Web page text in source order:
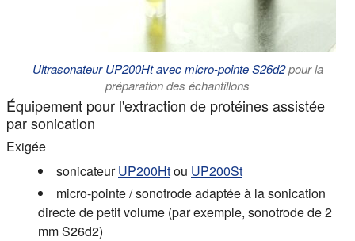
Ultrasonateur UP200Ht avec micro-pointe S26d2pour la
préparation des échantillons
Équipement pour l'extraction de protéines assistée
par sonication
Exigée
sonicateurUP200Htou UP200St
micro-pointe / sonotrode adaptée à la sonication
directe de petit volume (par exemple, sonotrode de 2
mm S26d2)